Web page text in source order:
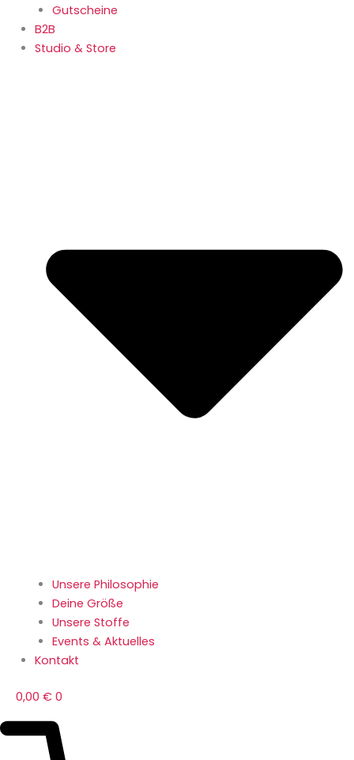
Gutscheine
B2B
Studio & Store
Unsere Philosophie
Deine Größe
Unsere Stoffe
Events & Aktuelles
Kontakt
0,00 € 0